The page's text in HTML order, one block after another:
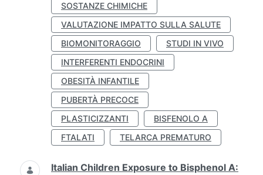
SOSTANZE CHIMICHE
VALUTAZIONE IMPATTO SULLA SALUTE
BIOMONITORAGGIO
STUDI IN VIVO
INTERFERENTI ENDOCRINI
OBESITÀ INFANTILE
PUBERTÀ PRECOCE
PLASTICIZZANTI
BISFENOLO A
FTALATI
TELARCA PREMATURO
Italian Children Exposure to Bisphenol A: